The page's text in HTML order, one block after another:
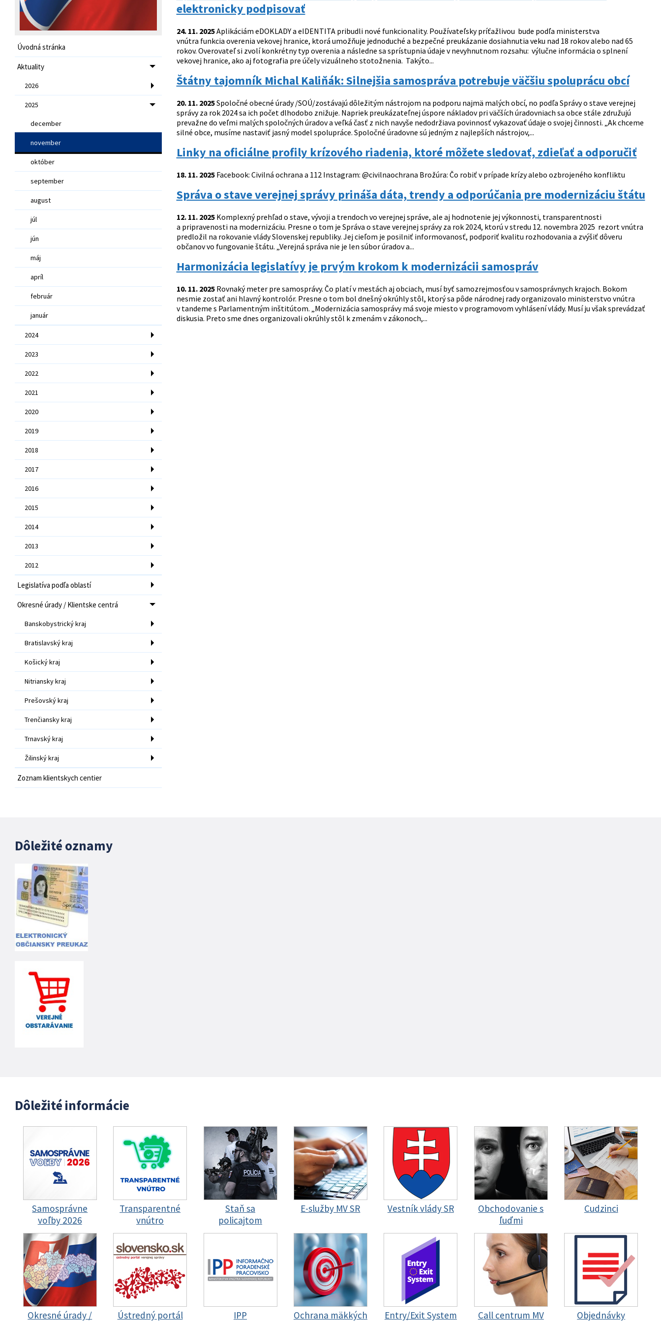
Úvodná stránka
Aktuality
2026
2025
december
november
október
september
august
júl
jún
máj
apríl
február
január
2024
2023
2022
2021
2020
2019
2018
2017
2016
2015
2014
2013
2012
Legislatíva podľa oblastí
Okresné úrady / Klientske centrá
Banskobystrický kraj
Bratislavský kraj
Košický kraj
Nitriansky kraj
Prešovský kraj
Trenčiansky kraj
Trnavský kraj
Žilinský kraj
Zoznam klientskych centier
elektronicky podpisovať
24. 11. 2025Aplikáciám eDOKLADY a eIDENTITA pribudli nové funkcionality. Používateľsky príťažlivou bude podľa ministerstva
vnútra funkcia overenia vekovej hranice, ktorá umožňuje jednoduché a bezpečné preukázanie dosiahnutia veku nad 18 rokov alebo nad 65
rokov. Overovateľ si zvolí konkrétny typ overenia a následne sa sprístupnia údaje v nevyhnutnom rozsahu: výlučne informácia o splnení
vekovej hranice, ako aj fotografia pre účely vizuálneho stotožnenia. Takýto...
Štátny tajomník Michal Kaliňák: Silnejšia samospráva potrebuje väčšiu spoluprácu obcí
20. 11. 2025Spoločné obecné úrady /SOÚ/zostávajú dôležitým nástrojom na podporu najmä malých obcí, no podľa Správy o stave verejnej
správy za rok 2024 sa ich počet dlhodobo znižuje. Napriek preukázateľnej úspore nákladov pri väčších úradovniach sa obce stále združujú
prevažne do veľmi malých spoločných úradov a veľká časť z nich navyše nedodržiava povinnosť vykazovať údaje o svojej činnosti. „Ak chceme
silné obce, musíme nastaviť jasný model spolupráce. Spoločné úradovne sú jedným z najlepších nástrojov,...
Linky na oficiálne profily krízového riadenia, ktoré môžete sledovať, zdieľať a odporučiť
18. 11. 2025Facebook: Civilná ochrana a 112 Instagram: @civilnaochrana Brožúra: Čo robiť v prípade krízy alebo ozbrojeného konfliktu
Správa o stave verejnej správy prináša dáta, trendy a odporúčania pre modernizáciu štátu
12. 11. 2025Komplexný prehľad o stave, vývoji a trendoch vo verejnej správe, ale aj hodnotenie jej výkonnosti, transparentnosti
a pripravenosti na modernizáciu. Presne o tom je Správa o stave verejnej správy za rok 2024, ktorú v stredu 12. novembra 2025 rezort vnútra
predložil na rokovanie vlády Slovenskej republiky. Jej cieľom je posilniť informovanosť, podporiť kvalitu rozhodovania a zvýšiť dôveru
občanov vo fungovanie štátu. „Verejná správa nie je len súbor úradov a...
Harmonizácia legislatívy je prvým krokom k modernizácii samospráv
10. 11. 2025Rovnaký meter pre samosprávy. Čo platí v mestách aj obciach, musí byť samozrejmosťou v samosprávnych krajoch. Bokom
nesmie zostať ani hlavný kontrolór. Presne o tom bol dnešný okrúhly stôl, ktorý sa pôde národnej rady organizovalo ministerstvo vnútra
v tandeme s Parlamentným inštitútom. „Modernizácia samosprávy má svoje miesto v programovom vyhlásení vlády. Musí ju však sprevádzať
diskusia. Preto sme dnes organizovali okrúhly stôl k zmenám v zákonoch,...
Dôležité oznamy
Dôležité informácie
Samosprávne
voľby 2026
Transparentné
vnútro
Staň sa
policajtom
E-služby MV SR Vestník vlády SR
Obchodovanie s
ľuďmi
Cudzinci
Okresné úrady /
Ústredný portál
IPP
Ochrana mäkkých
Entry/Exit System
Call centrum MV
Objednávky